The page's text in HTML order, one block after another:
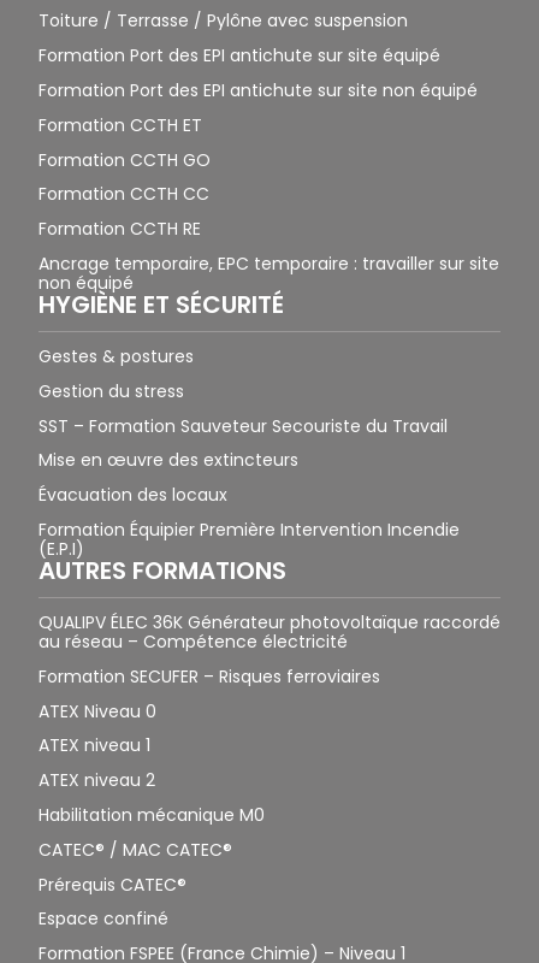
Toiture / Terrasse / Pylône avec suspension
Formation Port des EPI antichute sur site équipé
Formation Port des EPI antichute sur site non équipé
Formation CCTH ET
Formation CCTH GO
Formation CCTH CC
Formation CCTH RE
Ancrage temporaire, EPC temporaire : travailler sur site
non équipé
HYGIÈNE ET SÉCURITÉ
Gestes & postures
Gestion du stress
SST – Formation Sauveteur Secouriste du Travail
Mise en œuvre des extincteurs
Évacuation des locaux
Formation Équipier Première Intervention Incendie
(E.P.I)
AUTRES FORMATIONS
QUALIPV ÉLEC 36K Générateur photovoltaïque raccordé
au réseau – Compétence électricité
Formation SECUFER – Risques ferroviaires
ATEX Niveau 0
ATEX niveau 1
ATEX niveau 2
Habilitation mécanique M0
CATEC® / MAC CATEC®
Prérequis CATEC®
Espace confiné
Formation FSPEE (France Chimie) – Niveau 1